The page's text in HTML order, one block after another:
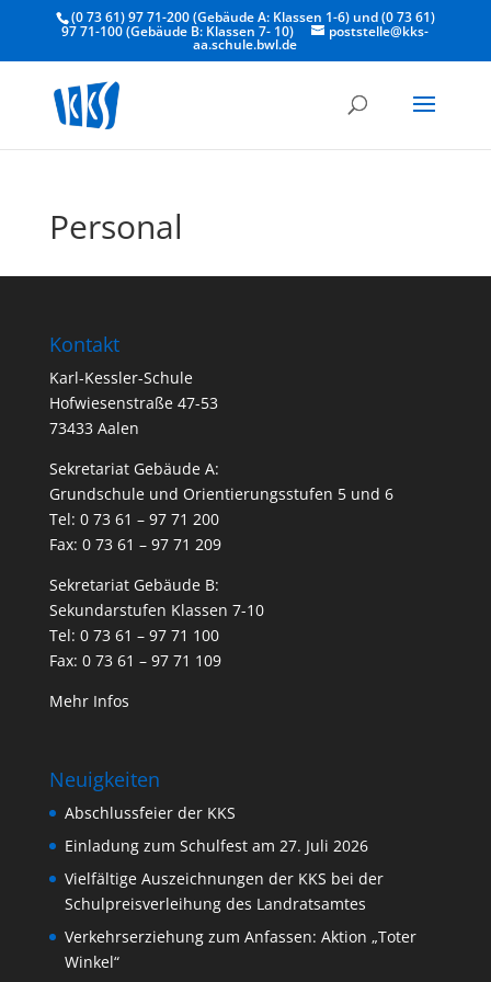
(0 73 61) 97 71-200 (Gebäude A: Klassen 1-6) und (0 73 61)
97 71-100 (Gebäude B: Klassen 7- 10) poststelle@kks-
aa.schule.bwl.de
Personal
Kontakt
Karl-Kessler-Schule
Hofwiesenstraße 47-53
73433 Aalen
Sekretariat Gebäude A:
Grundschule und Orientierungsstufen 5 und 6
Tel: 0 73 61 – 97 71 200
Fax: 0 73 61 – 97 71 209
Sekretariat Gebäude B:
Sekundarstufen Klassen 7-10
Tel: 0 73 61 – 97 71 100
Fax: 0 73 61 – 97 71 109
Mehr Infos
Neuigkeiten
Abschlussfeier der KKS
Einladung zum Schulfest am 27. Juli 2026
Vielfältige Auszeichnungen der KKS bei der
Schulpreisverleihung des Landratsamtes
Verkehrserziehung zum Anfassen: Aktion „Toter
Winkel“